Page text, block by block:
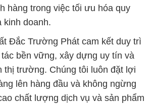
hàng trong việc tối ưu hóa quy
kinh doanh.
Đắc Trường Phát cam kết duy trì
bền vững, xây dựng uy tín và
thị trường. Chúng tôi luôn đặt lợi
lên hàng đầu và không ngừng
chất lượng dịch vụ và sản phẩm